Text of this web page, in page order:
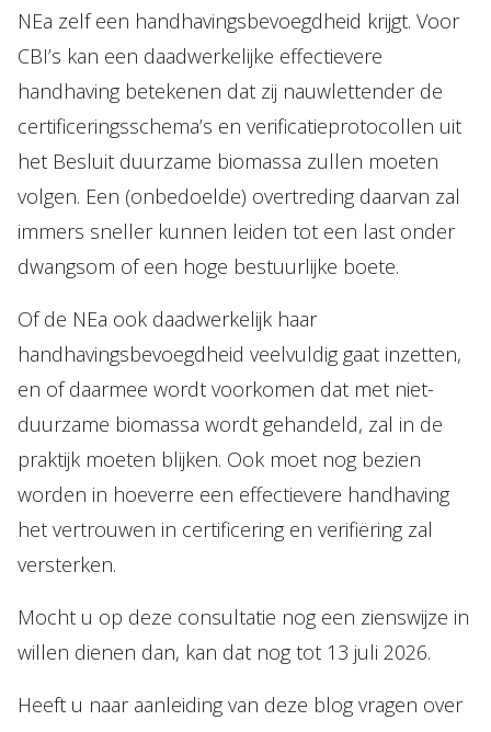
NEa zelf een handhavingsbevoegdheid krijgt. Voor
CBI’s kan een daadwerkelijke effectievere
handhaving betekenen dat zij nauwlettender de
certificeringsschema’s en verificatieprotocollen uit
het Besluit duurzame biomassa zullen moeten
volgen. Een (onbedoelde) overtreding daarvan zal
immers sneller kunnen leiden tot een last onder
dwangsom of een hoge bestuurlijke boete.
Of de NEa ook daadwerkelijk haar
handhavingsbevoegdheid veelvuldig gaat inzetten,
en of daarmee wordt voorkomen dat met niet-
duurzame biomassa wordt gehandeld, zal in de
praktijk moeten blijken. Ook moet nog bezien
worden in hoeverre een effectievere handhaving
het vertrouwen in certificering en verifiëring zal
versterken.
Mocht u op deze consultatie nog een zienswijze in
willen dienen dan, kan dat nog tot 13 juli 2026.
Heeft u naar aanleiding van deze blog vragen over